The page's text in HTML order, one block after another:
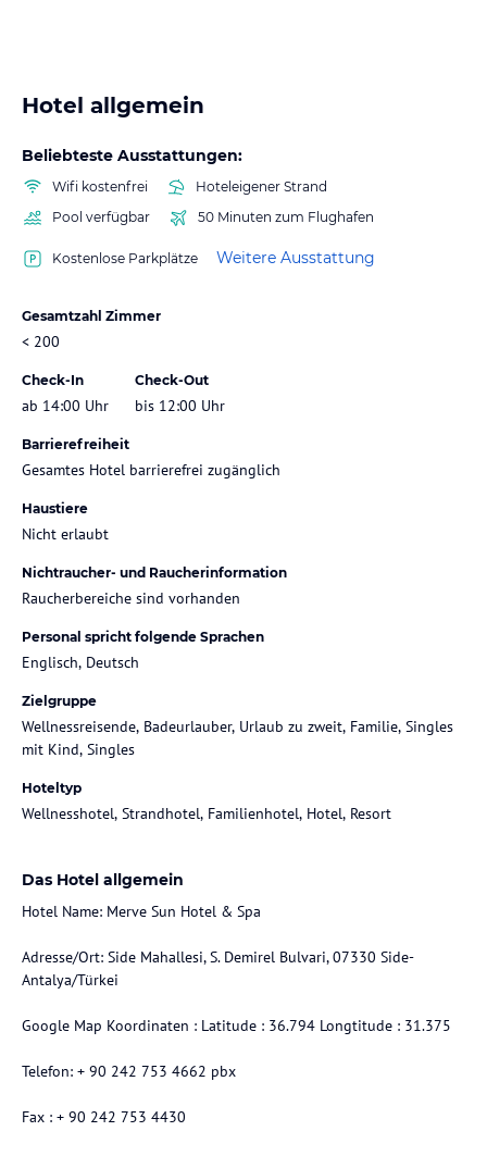
Hotel allgemein
Beliebteste Ausstattungen:
Wifi kostenfrei
Hoteleigener Strand
Pool verfügbar
50 Minuten zum Flughafen
Kostenlose Parkplätze Weitere Ausstattung
Gesamtzahl Zimmer
< 200
Check-In
ab 14:00 Uhr
Check-Out
bis 12:00 Uhr
Barrierefreiheit
Gesamtes Hotel barrierefrei zugänglich
Haustiere
Nicht erlaubt
Nichtraucher- und Raucherinformation
Raucherbereiche sind vorhanden
Personal spricht folgende Sprachen
Englisch, Deutsch
Zielgruppe
Wellnessreisende, Badeurlauber, Urlaub zu zweit, Familie, Singles
mit Kind, Singles
Hoteltyp
Wellnesshotel, Strandhotel, Familienhotel, Hotel, Resort
Das Hotel allgemein
Hotel Name: Merve Sun Hotel & Spa
Adresse/Ort: Side Mahallesi, S. Demirel Bulvari, 07330 Side-
Antalya/Türkei
Google Map Koordinaten : Latitude : 36.794 Longtitude : 31.375
Telefon: + 90 242 753 4662 pbx
Fax : + 90 242 753 4430